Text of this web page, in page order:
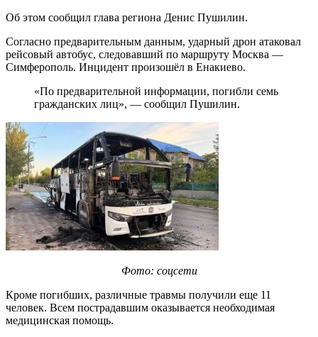
Об этом сообщил глава региона Денис Пушилин.
Согласно предварительным данным, ударный дрон атаковал
рейсовый автобус, следовавший по маршруту Москва —
Симферополь. Инцидент произошёл в Енакиево.
«По предварительной информации, погибли семь
гражданских лиц», — сообщил Пушилин.
Фото: соцсети
Кроме погибших, различные травмы получили еще 11
человек. Всем пострадавшим оказывается необходимая
медицинская помощь.